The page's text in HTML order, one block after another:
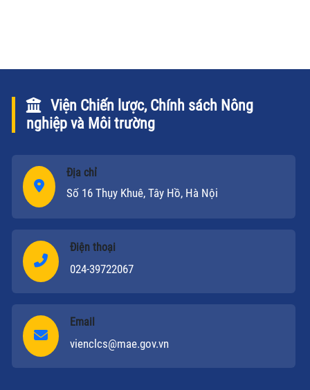
Viện Chiến lược, Chính sách Nông
nghiệp và Môi trường
Địa chỉ
Số 16 Thụy Khuê, Tây Hồ, Hà Nội
Điện thoại
024-39722067
Email
vienclcs@mae.gov.vn